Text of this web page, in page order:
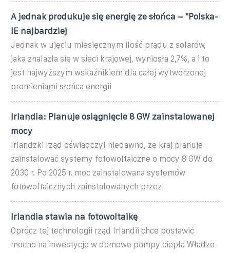
A jednak produkuje się energię ze słońca – "Polska-
IE najbardziej
Jednak w ujęciu miesięcznym ilość prądu z solarów,
jaka znalazła się w sieci krajowej, wyniosła 2,7%, a i to
jest najwyższym wskaźnikiem dla całej wytworzonej
promieniami słońca energii
Irlandia: Planuje osiągnięcie 8 GW zainstalowanej
mocy
Irlandzki rząd oświadczył niedawno, że kraj planuje
zainstalować systemy fotowoltaiczne o mocy 8 GW do
2030 r. Po 2025 r. moc zainstalowana systemów
fotowoltaicznych zainstalowanych przez
Irlandia stawia na fotowoltaikę
Oprócz tej technologii rząd Irlandii chce postawić
mocno na inwestycje w domowe pompy ciepła Władze